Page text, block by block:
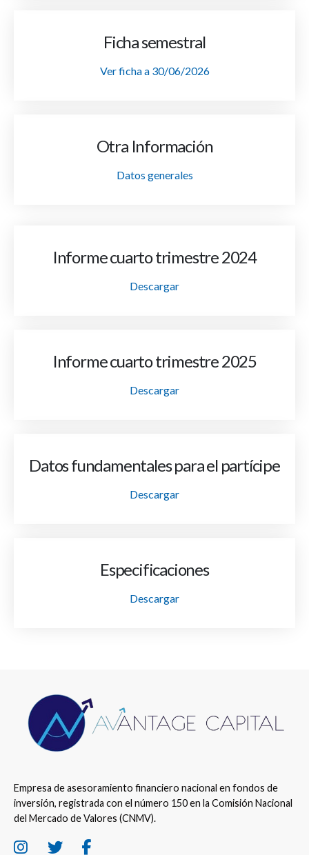
Ficha semestral
Ver ficha a 30/06/2026
Otra Información
Datos generales
Informe cuarto trimestre 2024
Descargar
Informe cuarto trimestre 2025
Descargar
Datos fundamentales para el partícipe
Descargar
Especificaciones
Descargar
Empresa de asesoramiento financiero nacional en fondos de
inversión, registrada con el número 150 en la Comisión Nacional
del Mercado de Valores (CNMV).